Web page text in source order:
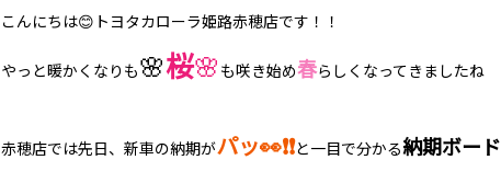
こんにちは😊トヨタカローラ姫路赤穂店です！！
やっと暖かくなりも🌸桜🌸 も咲き始め春らしくなってきましたね
赤穂店では先日、新車の納期がパッ👀❗❗と一目で分かる納期ボード